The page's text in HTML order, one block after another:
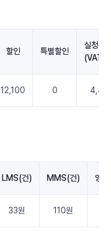
할인 특별할인
실청구
(VAT
12,100 0
LMS(건) MMS(건) 영
33원 110원